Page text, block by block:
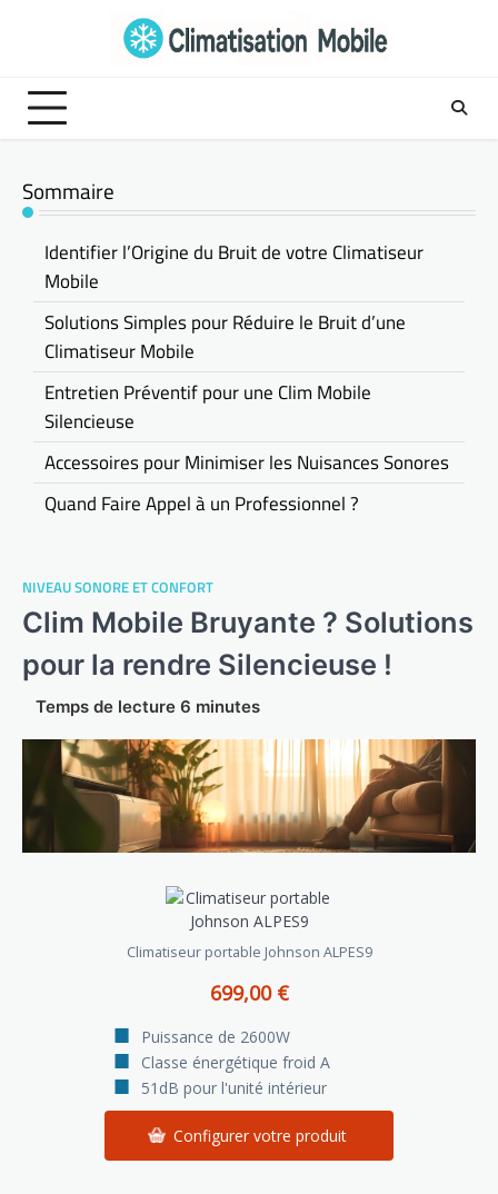
NIVEAU SONORE ET CONFORT
Clim Mobile Bruyante ? Solutions
pour la rendre Silencieuse !
Climatiseur portable Johnson ALPES9
699,00 €
Puissance de 2600W
Classe énergétique froid A
51dB pour l'unité intérieur
Configurer votre produit
Sommaire
Identifier l’Origine du Bruit de votre Climatiseur
Mobile
Solutions Simples pour Réduire le Bruit d’une
Climatiseur Mobile
Entretien Préventif pour une Clim Mobile
Silencieuse
Accessoires pour Minimiser les Nuisances Sonores
Quand Faire Appel à un Professionnel ?